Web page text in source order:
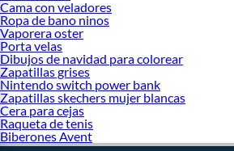
Cama con veladores
Ropa de bano ninos
Vaporera oster
Porta velas
Dibujos de navidad para colorear
Zapatillas grises
Nintendo switch power bank
Zapatillas skechers mujer blancas
Cera para cejas
Raqueta de tenis
Biberones Avent